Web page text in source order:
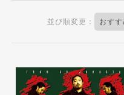
並び順変更： おす